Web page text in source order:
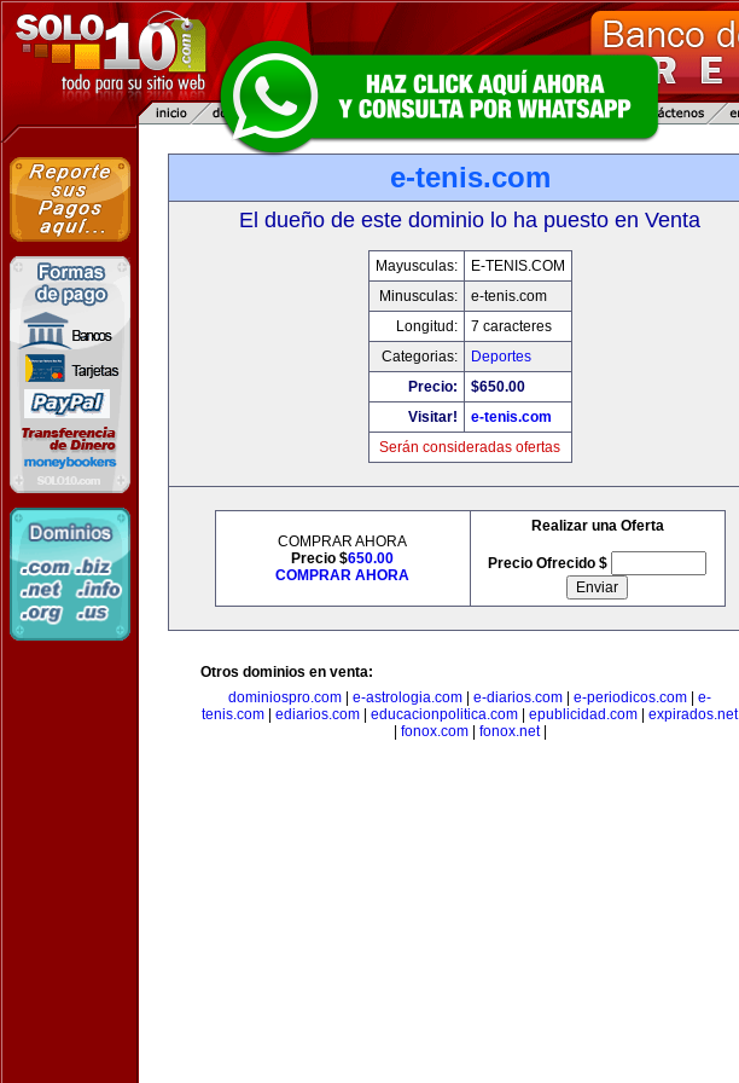
e-tenis.com
El dueño de este dominio lo ha puesto en Venta
Mayusculas:
E-TENIS.COM
Minusculas:
e-tenis.com
Longitud:
7 caracteres
Categorias:
Deportes
Precio:
$650.00
Visitar!
e-tenis.com
Serán consideradas ofertas
COMPRAR AHORA
Precio $650.00
COMPRAR AHORA
Realizar una Oferta
Precio Ofrecido $
Otros dominios en venta:
dominiospro.com
e-astrologia.com e-diarios.com e-periodicos.com
e-
tenis.com
ediarios.com educacionpolitica.com epublicidad.com
expirados.net
fonox.com| fonox.net|